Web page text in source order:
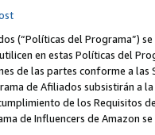
(“Políticas del Programa”)
en estas Políticas del
de las partes conforme a
de Afiliados subsistirán
de los Requisitos
de Influencers de Amazon